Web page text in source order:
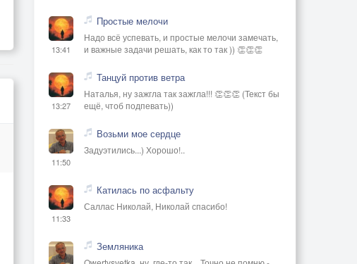
13:41
Простые мелочи
Надо всё успевать, и простые мелочи замечать,
и важные задачи решать, как то так )) 👏👏👏
13:27
Танцуй против ветра
Наталья, ну зажгла так зажгла!!! 👏👏👏 (Текст бы
ещё, чтоб подпевать))
11:50
Возьми мое сердце
Задуэтились...) Хорошо!..
11:33
Катилась по асфальту
Саллас Николай, Николай спасибо!
Земляника